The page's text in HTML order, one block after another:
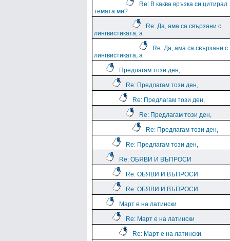
Re: В каква връзка си цитирал
темата ми?
Re: Да, ама са свързани с
лингвистиката, а
Re: Да, ама са свързани с
лингвистиката, а
Предлагам този ден,
Re: Предлагам този ден,
Re: Предлагам този ден,
Re: Предлагам този ден,
Re: Предлагам този ден,
Re: Предлагам този ден,
Re: ОБЯВИ И ВЪПРОСИ
Re: ОБЯВИ И ВЪПРОСИ
Re: ОБЯВИ И ВЪПРОСИ
Март е на латински
Re: Март е на латински
Re: Март е на латински